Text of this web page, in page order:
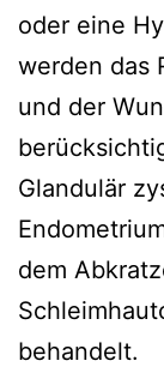
oder eine
werden das
und der
Glandulär
dem
behandelt.